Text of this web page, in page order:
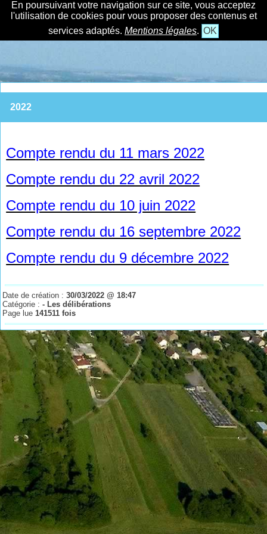
En poursuivant votre navigation sur ce site, vous acceptez
l'utilisation de cookies pour vous proposer des contenus et
services adaptés. Mentions légales. OK
2022
Compte rendu du 11 mars 2022
Compte rendu du 22 avril 2022
Compte rendu du 10 juin 2022
Compte rendu du 16 septembre 2022
Compte rendu du 9 décembre 2022
Date de création :30/03/2022 @ 18:47
Catégorie :- Les délibérations
Page lue141511 fois